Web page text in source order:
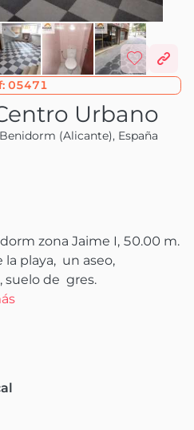
05471
Urbano
(Alicante), España
zona Jaime I, 50.00 m.
playa,  un aseo,
suelo de  gres.